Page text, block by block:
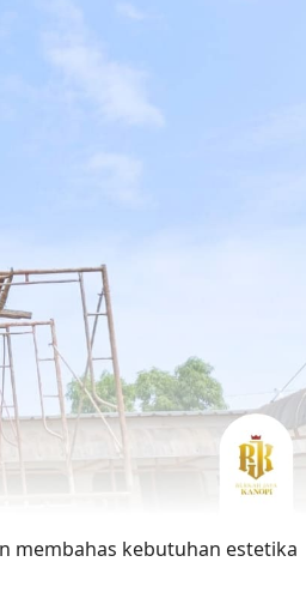
membahas kebutuhan estetika